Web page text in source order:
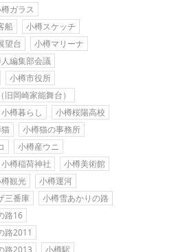
ガラス
船
小樽スケッチ
望台
小樽マリーナ
編集部会議
小樽市役所
岡崎家能舞台）
小樽暮らし
小樽桜陽高校
小樽猫の事務所
小樽産ウニ
小樽稲荷神社
小樽美術館
観光
小樽運河
三番庫
小樽雪あかりの路
路16
路2011
路2013
小樽駅